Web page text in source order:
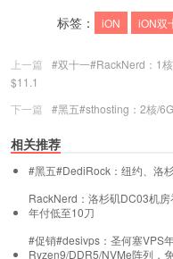
标签： iON iON双
上一篇
#双十一#RackNerd：1
$11.1
下一篇
#黑五#sthosting：2核/
相关推荐
#黑五#DediRock：纽约、洛
RackNerd：洛杉矶DC03机
年付低至10刀
#促销#desivps：圣何塞VPS
Ryzen9/DDR5/NVMe阵列，